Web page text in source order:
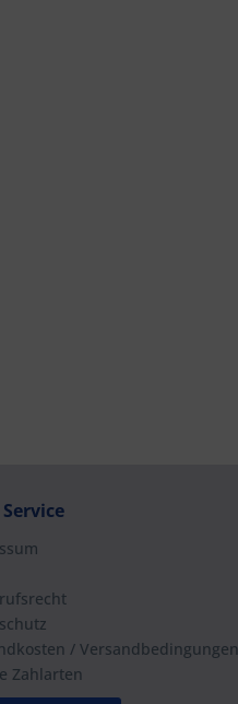
/ Versandbedingungen
Zahlarten